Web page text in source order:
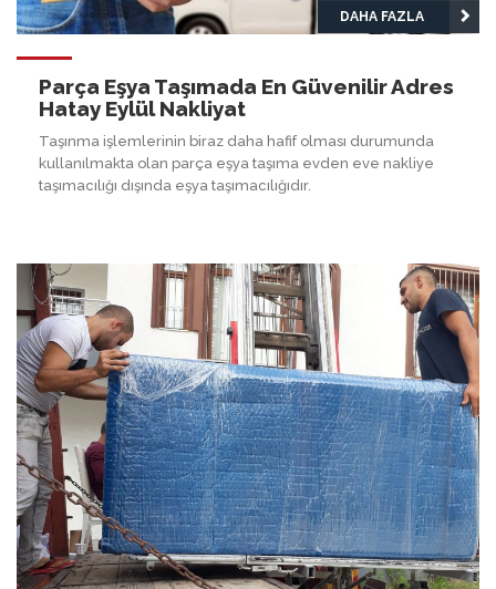
DAHA FAZLA
Parça Eşya Taşımada En Güvenilir Adres
Hatay Eylül Nakliyat
Taşınma işlemlerinin biraz daha hafif olması durumunda
kullanılmakta olan parça eşya taşıma evden eve nakliye
taşımacılığı dışında eşya taşımacılığıdır.